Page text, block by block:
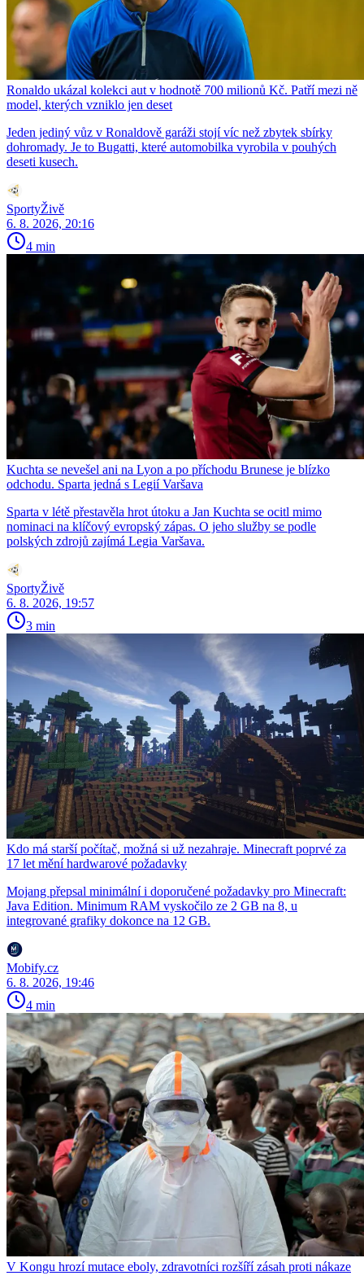
Ronaldo ukázal kolekci aut v hodnotě 700 milionů Kč. Patří mezi ně
model, kterých vzniklo jen deset
Jeden jediný vůz v Ronaldově garáži stojí víc než zbytek sbírky
dohromady. Je to Bugatti, které automobilka vyrobila v pouhých
deseti kusech.
SportyŽivě
6. 8. 2026, 20:16
4 min
Kuchta se nevešel ani na Lyon a po příchodu Brunese je blízko
odchodu. Sparta jedná s Legií Varšava
Sparta v létě přestavěla hrot útoku a Jan Kuchta se ocitl mimo
nominaci na klíčový evropský zápas. O jeho služby se podle
polských zdrojů zajímá Legia Varšava.
SportyŽivě
6. 8. 2026, 19:57
3 min
Kdo má starší počítač, možná si už nezahraje. Minecraft poprvé za
17 let mění hardwarové požadavky
Mojang přepsal minimální i doporučené požadavky pro Minecraft:
Java Edition. Minimum RAM vyskočilo ze 2 GB na 8, u
integrované grafiky dokonce na 12 GB.
Mobify.cz
6. 8. 2026, 19:46
4 min
V Kongu hrozí mutace eboly, zdravotníci rozšíří zásah proti nákaze